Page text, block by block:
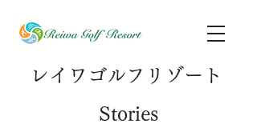
レイワゴルフリゾート
Stories